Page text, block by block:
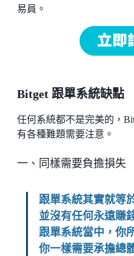
易員。
Bitget 跟單系統缺點
任何系統都不是完美的，
有各種難題需要注意。
一、同樣需要負擔損失
跟單系統其實就等
並沒有任何永遠賺
跟單系統當中，你
你一樣需要承擔總